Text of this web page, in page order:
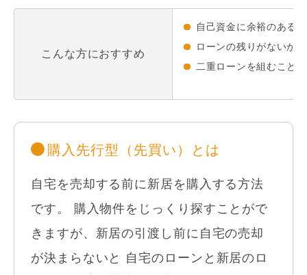
こんな方におすすめ
自己資金に余裕のある方
ローンの残りがないか
二重ローンを組むこと
購入先行型（先買い）とは
自宅を売却する前に新居を購入する方法
です。
購入物件をじっくり探すことがで
きますが、新居の引渡し前に自宅の売却
が決まらないと
自宅のローンと新居のロ